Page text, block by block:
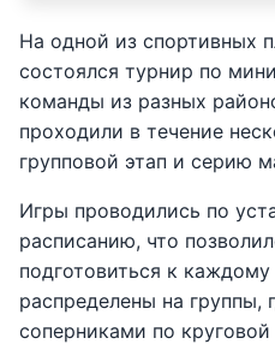
На одной из спортивных
состоялся турнир по
команды из разных
проходили в течение
групповой этап и серию
Игры проводились по
расписанию, что
подготовиться к
распределены на группы,
соперниками по